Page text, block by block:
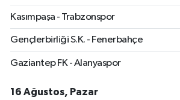
Kasımpaşa - Trabzonspor
Gençlerbirliği S.K. - Fenerbahçe
Gaziantep FK - Alanyaspor
16 Ağustos, Pazar